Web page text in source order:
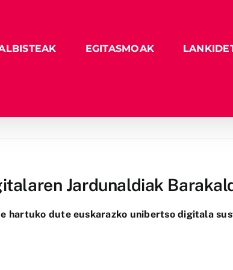
EGITASMOAK
Jardunaldiak
hartuko dute euskarazko unibertso digitala